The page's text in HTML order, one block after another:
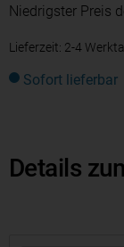
Niedrigster Preis
Lieferzeit: 2-4
Sofort lieferbar
Details